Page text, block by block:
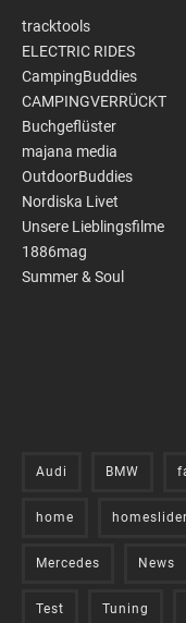
tracktools
ELECTRIC RIDES
CampingBuddies
CAMPINGVERRÜCKT
Buchgeflüster
majana media
OutdoorBuddies
Nordiska Livet
Unsere Lieblingsfilme
1886mag
Summer & Soul
Audi BMW
home homeslider
Mercedes News
Test Tuning